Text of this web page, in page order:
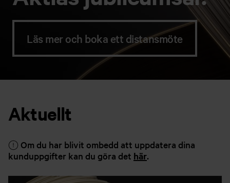
Läs mer och boka ett distansmöte
Aktuellt
Om du har blivit ombedd att uppdatera dina
kunduppgifter kan du göra det här.